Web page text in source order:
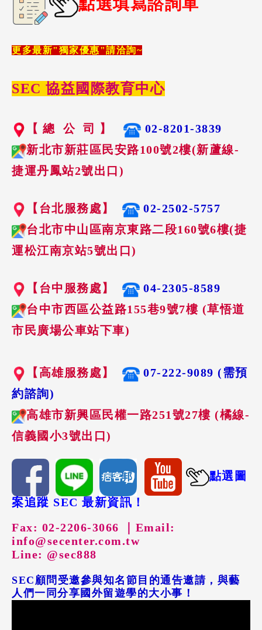
點選填寫諮詢單
更多最新"獨家優惠"請洽詢~
SEC 協益國際教育中心
【 總 公 司 】
02-8201-3839
新北市新莊區民安路100號2樓(新蘆線-
捷運丹鳳站2號出口)
【台北服務處】
02-2502-5757
台北市中山區南京東路二段160號6樓(捷
運松江南京站5號出口)
【台中服務處】
04-2305-8589
台中市西區公益路155巷9號7樓 (草悟道
市民廣場公車站下車)
【高雄服務處】
07-222-9089 (需預
約諮詢)
高雄市新興區民權一路251號27樓 (橘線-
信義國小3號出口)
點選圖
案追蹤 SEC 最新資訊！
Fax: 02-2206-3066 ｜ Email:
info@secenter.com.tw
Line: @sec888
SEC顧問受邀參與知名節目的通告邀請，與藝
人們一同分享國外留遊學的大小事！